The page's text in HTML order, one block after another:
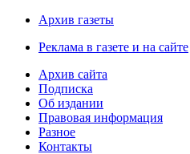
Архив газеты
Реклама в газете и на сайте
Архив сайта
Подписка
Об издании
Правовая информация
Разное
Контакты